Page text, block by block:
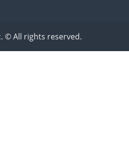
© All rights reserved.